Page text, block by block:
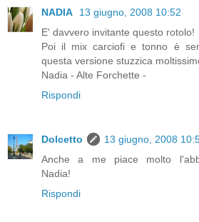
NADIA
13 giugno, 2008 10:52
E' davvero invitante questo rotolo!
Poi il mix carciofi e tonno è
questa versione stuzzica
Nadia - Alte Forchette -
Rispondi
Dolcetto
13 giugno, 2008
Anche a me piace molto
Nadia!
Rispondi